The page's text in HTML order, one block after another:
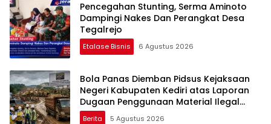
Pencegahan Stunting, Serma Aminoto
Dampingi Nakes Dan Perangkat Desa
Tegalrejo
Etalase Bisnis 6 Agustus 2026
Bola Panas Diemban Pidsus Kejaksaan
Negeri Kabupaten Kediri atas Laporan
Dugaan Penggunaan Material Ilegal
Proyek Tol Kediri Oleh PT. HASTARI JAYA
Berita 5 Agustus 2026